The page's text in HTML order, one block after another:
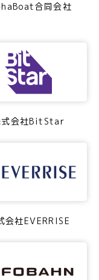
合同会社
式会社BitStar
会社EVERRISE